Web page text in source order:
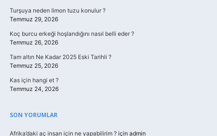
Turşuya neden limon tuzu konulur ?
Temmuz 29, 2026
Koç burcu erkeği hoşlandığını nasıl belli eder ?
Temmuz 26, 2026
Tam altın Ne Kadar 2025 Eski Tarihli ?
Temmuz 25, 2026
Kas için hangi et ?
Temmuz 24, 2026
SON YORUMLAR
Afrika’daki aç insan için ne yapabilirim ? için admin